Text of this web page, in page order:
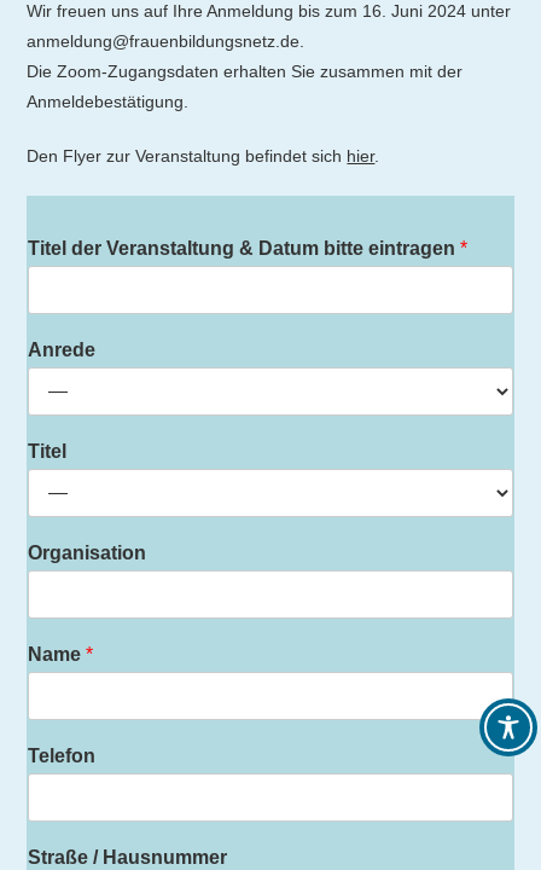
Wir freuen uns auf Ihre Anmeldung bis zum 16. Juni 2024 unter
anmeldung@frauenbildungsnetz.de.
Die Zoom-Zugangsdaten erhalten Sie zusammen mit der
Anmeldebestätigung.
Den Flyer zur Veranstaltung befindet sich hier.
Titel der Veranstaltung & Datum bitte eintragen*
Anrede
Titel
Organisation
Name*
Telefon
Straße / Hausnummer